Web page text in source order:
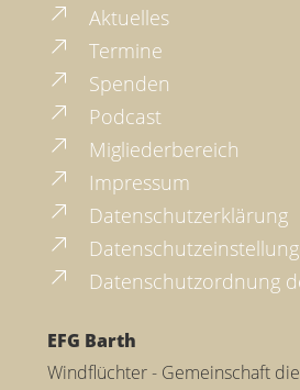
Aktuelles
Termine
Spenden
Podcast
Migliederbereich
Impressum
Datenschutzerklärung
Datenschutzordnung
EFG Barth
Windflüchter - Gemeinschaft